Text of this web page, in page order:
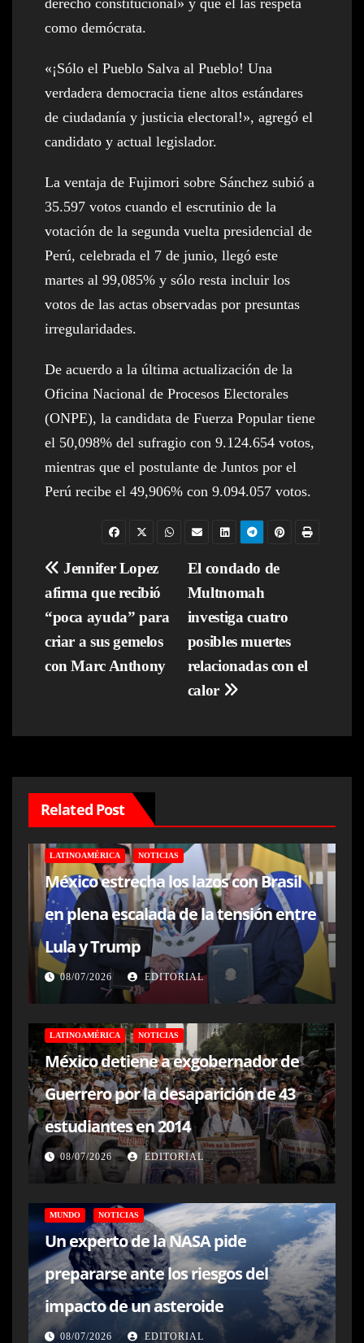
como demócrata.
«¡Sólo el Pueblo Salva al Pueblo! Una
verdadera democracia tiene altos estándares
de ciudadanía y justicia electoral!», agregó el
candidato y actual legislador.
La ventaja de Fujimori sobre Sánchez subió a
35.597 votos cuando el escrutinio de la
votación de la segunda vuelta presidencial de
Perú, celebrada el 7 de junio, llegó este
martes al 99,085% y sólo resta incluir los
votos de las actas observadas por presuntas
irregularidades.
De acuerdo a la última actualización de la
Oficina Nacional de Procesos Electorales
(ONPE), la candidata de Fuerza Popular tiene
el 50,098% del sufragio con 9.124.654 votos,
mientras que el postulante de Juntos por el
Perú recibe el 49,906% con 9.094.057 votos.
Navegación
de
entradas
El condado de
Multnomah
investiga cuatro
posibles muertes
relacionadas con el
calor
Jennifer Lopez
afirma que recibió
“poca ayuda” para
criar a sus gemelos
con Marc Anthony
Related Post
LATINOAMÉRICA NOTICIAS
México estrecha los lazos con Brasil
en plena escalada de la tensión entre
Lula y Trump
08/07/2026 EDITORIAL
LATINOAMÉRICA NOTICIAS
México detiene a exgobernador de
Guerrero por la desaparición de 43
estudiantes en 2014
08/07/2026 EDITORIAL
MUNDO NOTICIAS
Un experto de la NASA pide
prepararse ante los riesgos del
impacto de un asteroide
08/07/2026 EDITORIAL